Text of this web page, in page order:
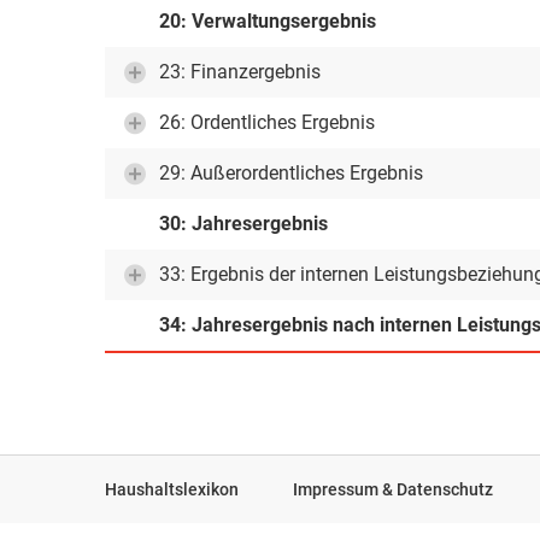
20: Verwaltungsergebnis
23: Finanzergebnis
26: Ordentliches Ergebnis
29: Außerordentliches Ergebnis
30: Jahresergebnis
33: Ergebnis der internen
34: Jahresergebnis nach internen
Haushaltslexikon Impressum & Datenschutz